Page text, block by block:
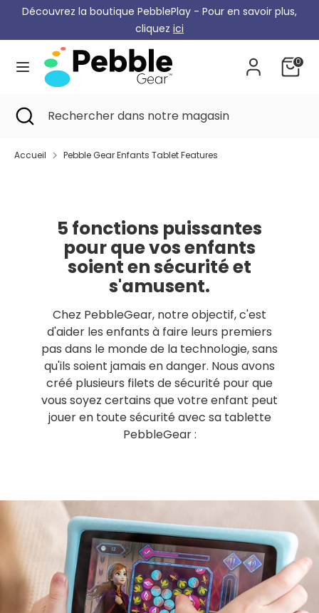
content
Découvrez la boutique PebblePlay - Pour en savoir plus,
cliquez ici
0
Recherche
Rechercher
dans
magasin
RechercheRechercher
magasin
Recherche
de
Accueil Pebble Gear Enfants Tablet Features
5 fonctions puissantes
pour que vos enfants
soient en sécurité et
s'amusent.
Chez PebbleGear, notre objectif, c'est
d'aider les enfants à faire leurs premiers
pas dans le monde de la technologie, sans
qu'ils soient jamais en danger. Nous avons
créé plusieurs filets de sécurité pour que
vous soyez certains que votre enfant peut
jouer en toute sécurité avec sa tablette
PebbleGear :